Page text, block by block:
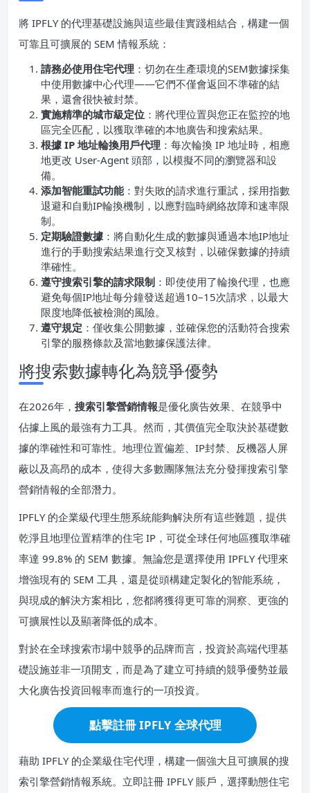
將 IPFLY 的代理基礎設施與這些最佳實踐相結合，構建一個
可靠且可擴展的 SEM 情報系統：
請務必使用住宅代理 ：切勿在生產環境的SEM數據採集
中使用數據中心代理——它們不僅會返回不準確的結
果，還會很快被封禁。
實施精準的城市級定位 ：將代理位置與您正在監控的地
區完全匹配，以獲取準確的本地廣告和搜索結果。
根據 IP 地址輪換用戶代理 ：每次輪換 IP 地址時，相應
地更改 User-Agent 頭部，以模擬不同的瀏覽器和設
備。
添加智能重試功能：對失敗的請求進行重試，採用指數
退避和自動IP輪換機制，以應對臨時網絡故障和速率限
制。
定期驗證數據 ：將自動化生成的數據與通過本地IP地址
進行的手動搜索結果進行交叉核對，以確保數據的持續
準確性。
遵守搜索引擎的請求限制 ：即使使用了輪換代理，也應
避免每個IP地址每分鐘發送超過10–15次請求，以最大
限度地降低被檢測的風險。
遵守規定 ：僅收集公開數據，並確保您的活動符合搜索
引擎的服務條款及當地數據保護法律。
將搜索數據轉化為競爭優勢
在2026年， 搜索引擎營銷情報是優化廣告效果、在競爭中
佔據上風的最強有力工具。然而，其價值完全取決於基礎數
據的準確性和可靠性。地理位置偏差、IP封禁、反機器人屏
蔽以及高昂的成本，使得大多數團隊無法充分發揮搜索引擎
營銷情報的全部潛力。
IPFLY 的企業級代理生態系統能夠解決所有這些難題，提供
乾淨且地理位置精準的住宅 IP，可從全球任何地區獲取準確
率達 99.8% 的 SEM 數據。無論您是選擇使用 IPFLY 代理來
增強現有的 SEM 工具，還是從頭構建定製化的智能系統，
與現成的解決方案相比，您都將獲得更可靠的洞察、更強的
可擴展性以及顯著降低的成本。
對於在全球搜索市場中競爭的品牌而言，投資於高端代理基
礎設施並非一項開支，而是為了建立可持續的競爭優勢並最
大化廣告投資回報率而進行的一項投資。
點擊註冊 IPFLY 全球代理
藉助 IPFLY 的企業級住宅代理，構建一個強大且可擴展的搜
索引擎營銷情報系統。立即註冊 IPFLY 賬戶，選擇動態住宅